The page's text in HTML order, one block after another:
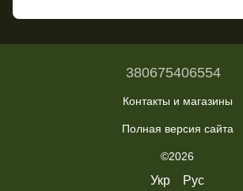
380675406554
Контакты и магазины
Полная версия сайта
©2026
Укр Рус